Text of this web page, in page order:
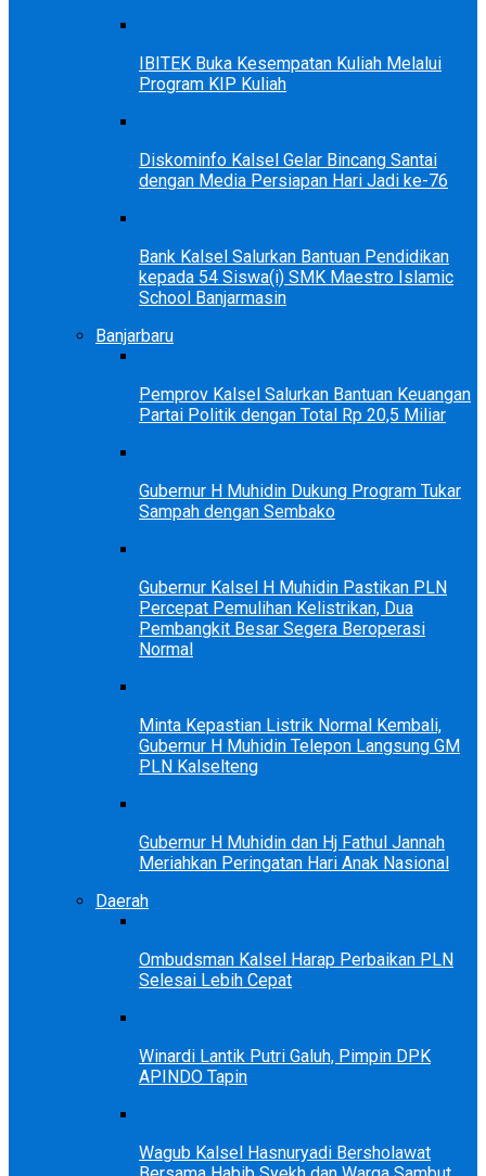
IBITEK Buka Kesempatan Kuliah Melalui
Program KIP Kuliah
Diskominfo Kalsel Gelar Bincang Santai
dengan Media Persiapan Hari Jadi ke-76
Bank Kalsel Salurkan Bantuan Pendidikan
kepada 54 Siswa(i) SMK Maestro Islamic
School Banjarmasin
Banjarbaru
Pemprov Kalsel Salurkan Bantuan Keuangan
Partai Politik dengan Total Rp 20,5 Miliar
Gubernur H Muhidin Dukung Program Tukar
Sampah dengan Sembako
Gubernur Kalsel H Muhidin Pastikan PLN
Percepat Pemulihan Kelistrikan, Dua
Pembangkit Besar Segera Beroperasi
Normal
Minta Kepastian Listrik Normal Kembali,
Gubernur H Muhidin Telepon Langsung GM
PLN Kalselteng
Gubernur H Muhidin dan Hj Fathul Jannah
Meriahkan Peringatan Hari Anak Nasional
Daerah
Ombudsman Kalsel Harap Perbaikan PLN
Selesai Lebih Cepat
Winardi Lantik Putri Galuh, Pimpin DPK
APINDO Tapin
Wagub Kalsel Hasnuryadi Bersholawat